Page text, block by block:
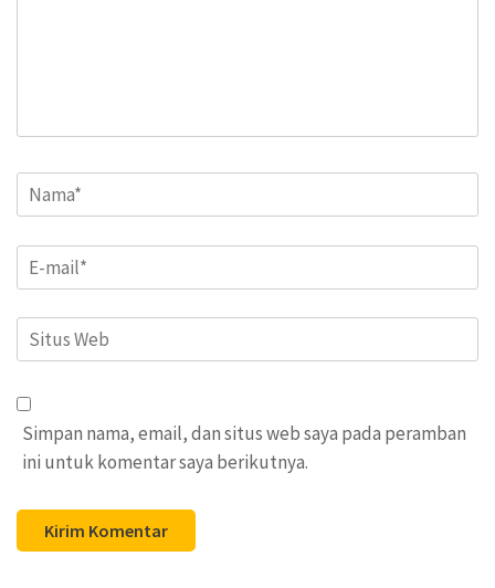
Name*
Email*
Situs
Web
Simpan nama, email, dan situs web saya pada peramban
ini untuk komentar saya berikutnya.